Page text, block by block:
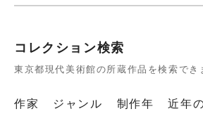
コレクション検索
東京都現代美術館の所蔵作品を検索でき
作家 ジャンル 制作年
近年